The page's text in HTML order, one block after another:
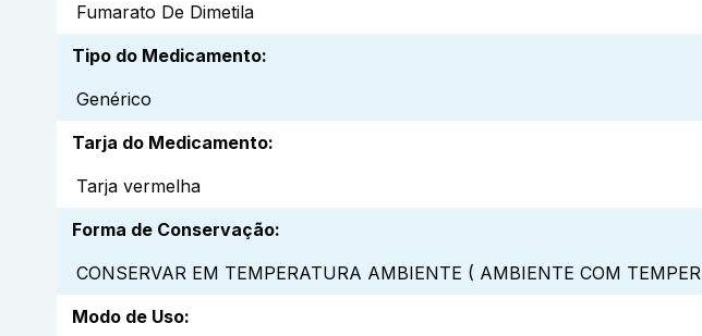
Fumarato De Dimetila
Tipo do Medicamento:
Genérico
Tarja do Medicamento:
Tarja vermelha
Forma de Conservação:
CONSERVAR EM TEMPERATURA AMBIENTE ( AMBIENTE COM
Modo de Uso: